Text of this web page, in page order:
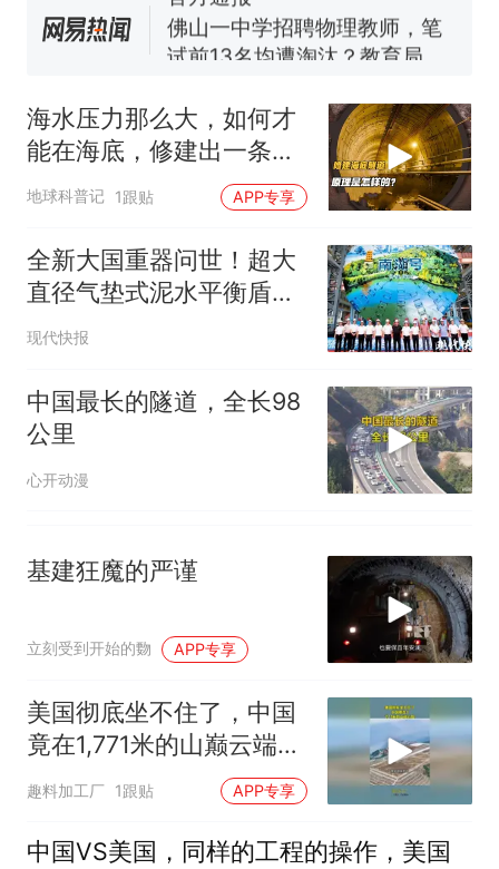
佛山一中学招聘物理教师，笔
试前13名均遭淘汰？教育局：
核查
力已达15级 最新研判
热
那个在床头放菜刀的女孩，
因老师一句“跟我回家”改写了
海水压力那么大，如何才
能在海底，修建出一条隧
道？
地球科普记 1跟贴 APP专享
全新大国重器问世！超大
直径气垫式泥水平衡盾构
机“南湖号”在苏州下线
现代快报
中国最长的隧道，全长98
公里
心开动漫
基建狂魔的严谨
立刻受到开始的覅 APP专享
美国彻底坐不住了，中国
竟在1,771米的山巅云端，
架起超级机场
趣料加工厂 1跟贴 APP专享
中国VS美国，同样的工程的操作，美国